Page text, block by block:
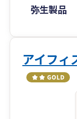
弥生製品
アイフィ